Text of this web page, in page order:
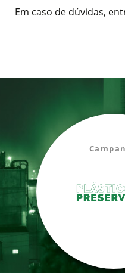
Em caso de dúvidas,